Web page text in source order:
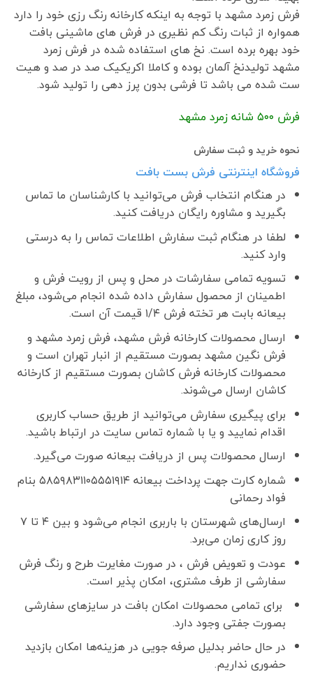
فرش زمرد مشهد با توجه به اینکه کارخانه رنگ رزی خود را دارد
همواره از ثبات رنگ کم نظیری در فرش های ماشینی بافت
خود بهره برده است. نخ های استفاده شده در فرش زمرد
مشهد تولیدنخ آلمان بوده و کاملا اکریکیک صد در صد و هیت
ست شده می باشد تا فرشی بدون پرز دهی را تولید شود.
فرش ۵٠٠ شانه زمرد مشهد
نحوه خرید و ثبت سفارش
فروشگاه اینترنتی فرش بست بافت
در هنگام انتخاب فرش می‌توانید با کارشناسان ما تماس
بگیرید و مشاوره رایگان دریافت کنید.
لطفا در هنگام ثبت سفارش اطلاعات تماس را به درستی
وارد کنید.
تسویه تمامی سفارشات در محل و پس از رویت فرش و
اطمینان از محصول سفارش داده شده انجام می‌شود، مبلغ
بیعانه بابت هر تخته فرش ۱/۴ قیمت آن است.
ارسال محصولات کارخانه فرش مشهد، فرش زمرد مشهد و
فرش نگین مشهد بصورت مستقیم از انبار تهران است و
محصولات کارخانه فرش کاشان بصورت مستقیم از کارخانه
کاشان ارسال می‌شوند.
برای پیگیری سفارش می‌توانید از طریق حساب کاربری
اقدام نمایید و یا با شماره تماس سایت در ارتباط باشید.
ارسال محصولات پس از دریافت بیعانه صورت می‌گیرد.
شماره کارت جهت پرداخت بیعانه ۵۸۵۹۸۳۱۱۰۵۵۵۱۹۱۴ بنام
فواد رحمانی
ارسال‌های شهرستان با باربری انجام می‌شود و بین ۴ تا ۷
روز کاری زمان می‌برد.
عودت و تعویض فرش ، در صورت مغایرت طرح و رنگ فرش
سفارشی از طرف مشتری، امکان پذیر است.
برای تمامی محصولات امکان بافت در سایزهای سفارشی
بصورت جفتی وجود دارد.
در حال حاضر بدلیل صرفه جویی در هزینه‌ها امکان بازدید
حضوری نداریم.